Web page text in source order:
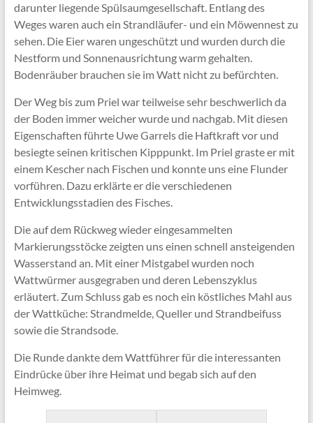
darunter liegende Spülsaumgesellschaft. Entlang des
Weges waren auch ein Strandläufer- und ein Möwennest zu
sehen. Die Eier waren ungeschützt und wurden durch die
Nestform und Sonnenausrichtung warm gehalten.
Bodenräuber brauchen sie im Watt nicht zu befürchten.
Der Weg bis zum Priel war teilweise sehr beschwerlich da
der Boden immer weicher wurde und nachgab. Mit diesen
Eigenschaften führte Uwe Garrels die Haftkraft vor und
besiegte seinen kritischen Kipppunkt. Im Priel graste er mit
einem Kescher nach Fischen und konnte uns eine Flunder
vorführen. Dazu erklärte er die verschiedenen
Entwicklungsstadien des Fisches.
Die auf dem Rückweg wieder eingesammelten
Markierungsstöcke zeigten uns einen schnell ansteigenden
Wasserstand an. Mit einer Mistgabel wurden noch
Wattwürmer ausgegraben und deren Lebenszyklus
erläutert. Zum Schluss gab es noch ein köstliches Mahl aus
der Wattküche: Strandmelde, Queller und Strandbeifuss
sowie die Strandsode.
Die Runde dankte dem Wattführer für die interessanten
Eindrücke über ihre Heimat und begab sich auf den
Heimweg.